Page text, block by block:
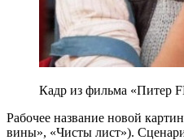
Кадр из фильма «Питер
Рабочее название новой
вины», «Чисты лист»).